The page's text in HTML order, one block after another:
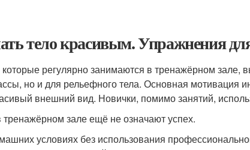
тело красивым. Упражнения
регулярно занимаются в тренажёрном зале,
но и для рельефного тела. Основная мотивация
внешний вид. Новички, помимо занятий,
тренажёрном зале ещё не означают успех.
условиях без использования